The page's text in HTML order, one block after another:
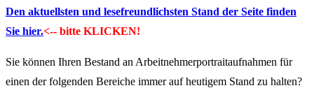
Den aktuellsten und lesefreundlichsten Stand der Seite finden
Sie hier.<-- bitte KLICKEN!
Sie können Ihren Bestand an Arbeitnehmerportraitaufnahmen für
einen der folgenden Bereiche immer auf heutigem Stand zu halten?